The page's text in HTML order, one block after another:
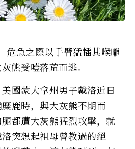
危急之際以手臂猛插其喉嚨
熊受噎落荒而逃。
美國蒙大拿州男子戴洛近日
鹿時，與大灰熊不期而
都遭大灰熊猛烈攻擊，就
突想起祖母曾教過的絕